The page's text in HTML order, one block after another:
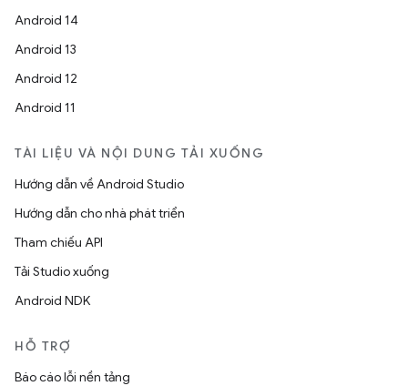
Android 14
Android 13
Android 12
Android 11
TÀI LIỆU VÀ NỘI DUNG TẢI XUỐNG
Hướng dẫn về Android Studio
Hướng dẫn cho nhà phát triển
Tham chiếu API
Tải Studio xuống
Android NDK
HỖ TRỢ
Báo cáo lỗi nền tảng